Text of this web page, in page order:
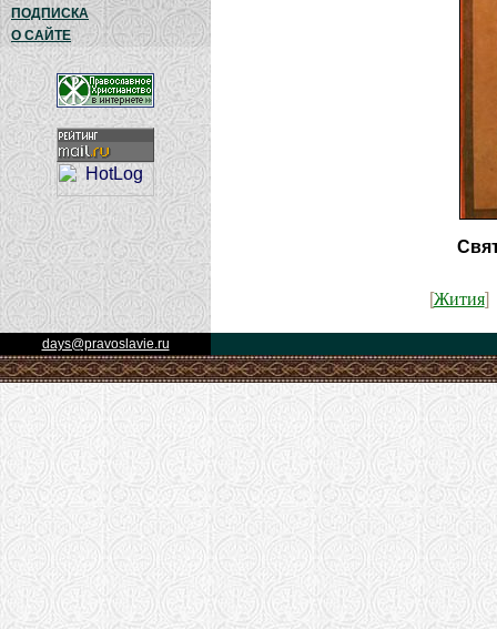
ПОДПИСКА
О САЙТЕ
[Жития
days@pravoslavie.ru